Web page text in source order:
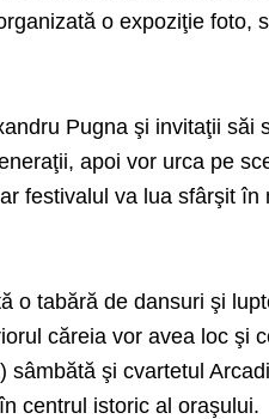
o expoziţie foto,
Pugna şi invitaţii săi
apoi vor urca pe
festivalul va lua sfârşit
o tabără de dansuri şi
căreia vor avea loc şi
sâmbătă şi cvartetul
centrul istoric al oraşului.